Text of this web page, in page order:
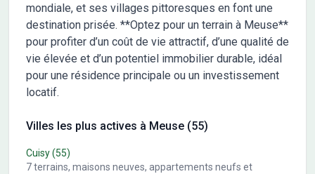
mondiale, et ses villages pittoresques en font une
destination prisée. **Optez pour un terrain à Meuse**
pour profiter d’un coût de vie attractif, d’une qualité de
vie élevée et d’un potentiel immobilier durable, idéal
pour une résidence principale ou un investissement
locatif.
Villes les plus actives à Meuse (55)
Cuisy(55)
7terrains, maisons neuves, appartements neufs et